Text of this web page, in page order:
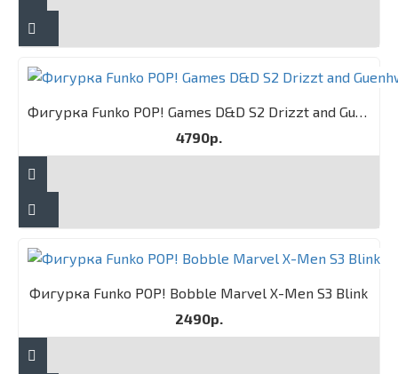
Фигурка Funko POP! Games D&D S2 Drizzt and Guenhwyvar 2PK
4790р.
Фигурка Funko POP! Bobble Marvel X-Men S3 Blink
2490р.